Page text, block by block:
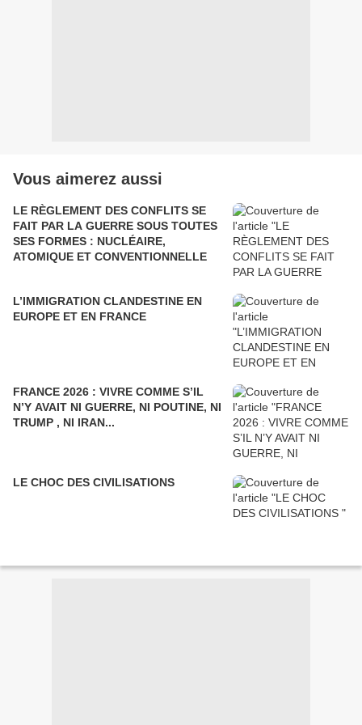
Vous aimerez aussi
LE RÈGLEMENT DES CONFLITS SE
FAIT PAR LA GUERRE SOUS TOUTES
SES FORMES : NUCLÉAIRE,
ATOMIQUE ET CONVENTIONNELLE
L’IMMIGRATION CLANDESTINE EN
EUROPE ET EN FRANCE
FRANCE 2026 : VIVRE COMME S’IL
N’Y AVAIT NI GUERRE, NI POUTINE, NI
TRUMP , NI IRAN...
LE CHOC DES CIVILISATIONS